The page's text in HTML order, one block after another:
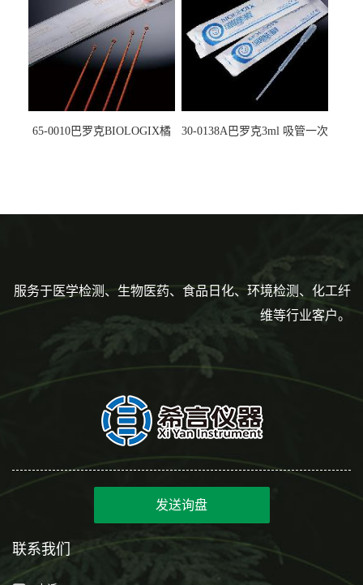
65-0010巴罗克BIOLOGIX橘
30-0138A巴罗克3ml 吸管一次
服务于医学检测、生物医药、食品日化、环境检测、化工纤
维等行业客户。
发送询盘
联系我们